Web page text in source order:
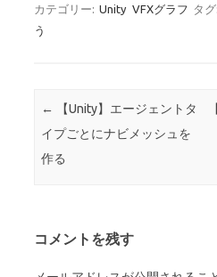
する
カテゴリー: Unity VFXグラフ タグ:
う
投稿ナビゲーション
←
【Unity】エージェントタ
イプごとにナビメッシュを
作る
コメントを残す